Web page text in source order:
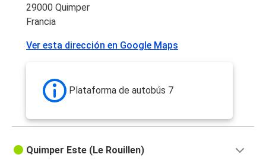
29000 Quimper
Francia
Ver esta dirección en Google Maps
Plataforma de autobús 7
Quimper Este (Le Rouillen)